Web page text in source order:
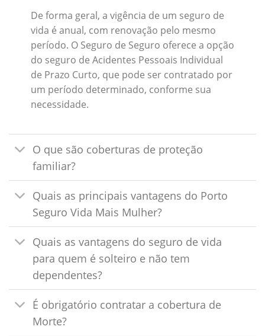
De forma geral, a vigência de um seguro de
vida é anual, com renovação pelo mesmo
período. O Seguro de Seguro oferece a opção
do seguro de Acidentes Pessoais Individual
de Prazo Curto, que pode ser contratado por
um período determinado, conforme sua
necessidade.
O que são coberturas de proteção
familiar?
Quais as principais vantagens do Porto
Seguro Vida Mais Mulher?
Quais as vantagens do seguro de vida
para quem é solteiro e não tem
dependentes?
É obrigatório contratar a cobertura de
Morte?